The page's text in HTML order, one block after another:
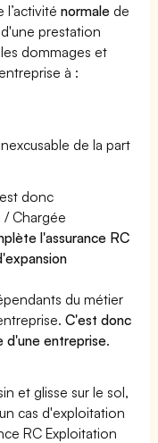
l’activiténormale de
prestation
dommages et
à :
de la part
donc
Chargée
l'assurance RC
du métier
C'est donc
d'une entreprise.
et glisse sur le sol,
cas d'exploitation
RC Exploitation